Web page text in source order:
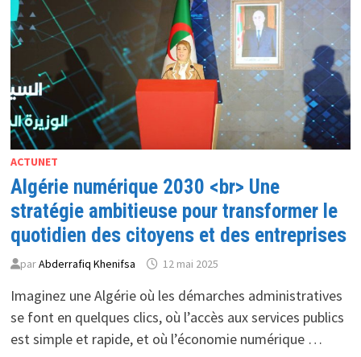
ACTUNET
Algérie numérique 2030 <br> Une
stratégie ambitieuse pour transformer le
quotidien des citoyens et des entreprises
parAbderrafiq Khenifsa 12 mai 2025
Imaginez une Algérie où les démarches administratives
se font en quelques clics, où l’accès aux services publics
est simple et rapide, et où l’économie numérique …